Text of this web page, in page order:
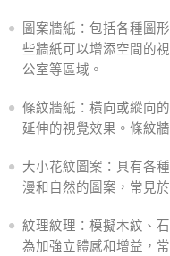
圖案牆紙：包括各種圖
些牆紙可以增添空間的
公室等區域。
條紋牆紙：橫向或縱向
延伸的視覺效果。條紋
大小花紋圖案：具有各
漫和自然的圖案，常見
紋理紋理：模擬木紋、
為加強立體感和增益，